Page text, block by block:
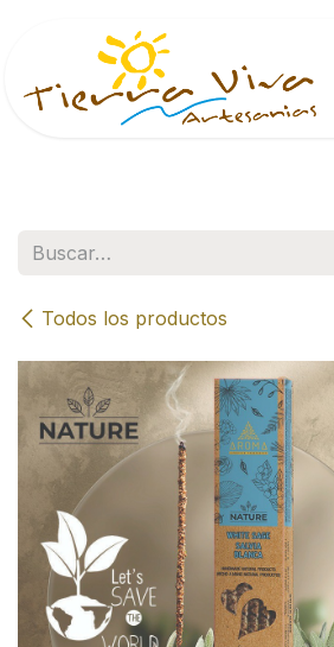
Todos los productos